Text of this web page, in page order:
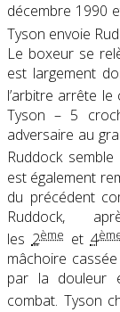
décembre 1990
Tyson envoie
Le boxeur se
est largement
l’arbitre arrête
Tyson – 5
adversaire au
Ruddock
est également
du précédent
Ruddock,
les 2ème et 4
mâchoire
par la douleur
combat. Tyson